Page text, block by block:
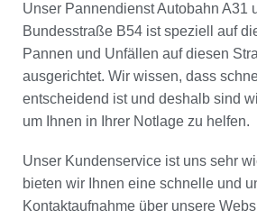
Unser Pannendienst Autobahn A31
Bundesstraße B54 ist speziell auf
Pannen und Unfällen auf diesen
ausgerichtet. Wir wissen, dass
entscheidend ist und deshalb sind
um Ihnen in Ihrer Notlage zu helfen.
Unser Kundenservice ist uns sehr
bieten wir Ihnen eine schnelle und
Kontaktaufnahme über unsere